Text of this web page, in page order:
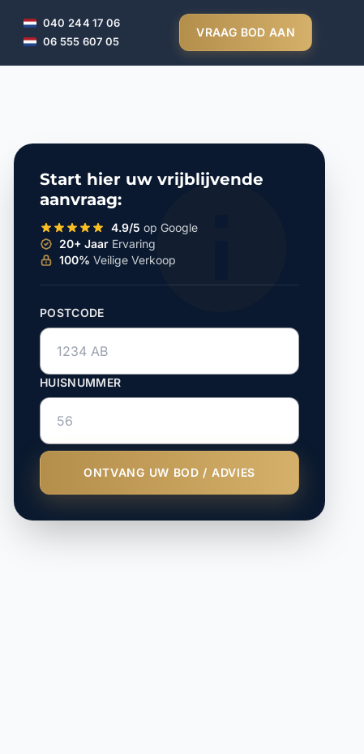
040 244 17 06
06 555 607 05
VRAAG BOD AAN
Start hier uw vrijblijvende
aanvraag:
4.9/5 op Google
20+ Jaar Ervaring
100% Veilige Verkoop
POSTCODE
HUISNUMMER
ONTVANG UW BOD / ADVIES